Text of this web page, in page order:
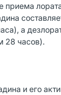
приема
а
28 часов).
и его